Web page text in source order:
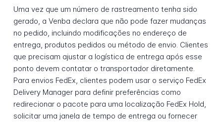
Uma vez que um número de rastreamento tenha sido
gerado, a Venba declara que não pode fazer mudanças
no pedido, incluindo modificações no endereço de
entrega, produtos pedidos ou método de envio. Clientes
que precisam ajustar a logística de entrega após esse
ponto devem contatar o transportador diretamente.
Para envios FedEx, clientes podem usar o serviço FedEx
Delivery Manager para definir preferências como
redirecionar o pacote para uma localização FedEx Hold,
solicitar uma janela de tempo de entrega ou fornecer